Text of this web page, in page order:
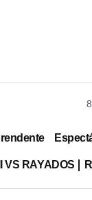
VS RAYADOS